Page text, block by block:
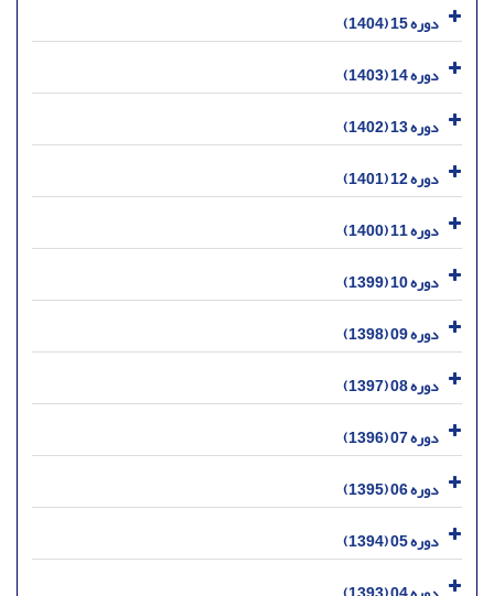
دوره 15 (1404)
دوره 14 (1403)
دوره 13 (1402)
دوره 12 (1401)
دوره 11 (1400)
دوره 10 (1399)
دوره 09 (1398)
دوره 08 (1397)
دوره 07 (1396)
دوره 06 (1395)
دوره 05 (1394)